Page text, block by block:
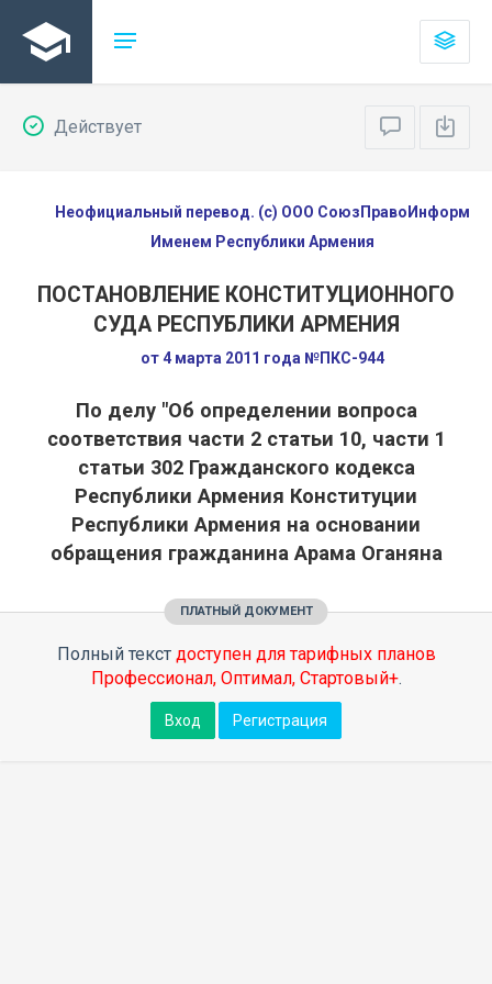
Действует
Неофициальный перевод. (с) ООО СоюзПравоИнформ
Именем Республики Армения
ПОСТАНОВЛЕНИЕ КОНСТИТУЦИОННОГО
СУДА РЕСПУБЛИКИ АРМЕНИЯ
от 4 марта 2011 года №ПКС-944
По делу "Об определении вопроса
соответствия части 2 статьи 10, части 1
статьи 302 Гражданского кодекса
Республики Армения Конституции
Республики Армения на основании
обращения гражданина Арама Оганяна
ПЛАТНЫЙ ДОКУМЕНТ
Полный текстдоступен для тарифных планов
Профессионал, Оптимал, Стартовый+.
Вход Регистрация